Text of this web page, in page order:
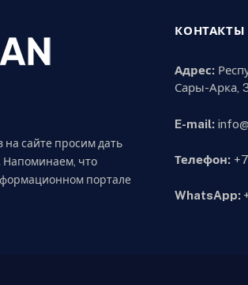
сайте просим дать
Напоминаем, что
портале
КОНТАКТЫ
Адрес:
Сары-Арка,
E-mail:
Телефон:
WhatsApp: